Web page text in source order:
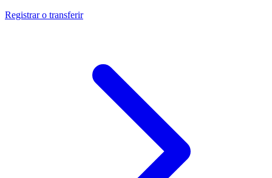
Registrar o transferir